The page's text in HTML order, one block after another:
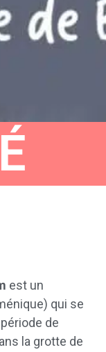
est un
qui se
de
la grotte de